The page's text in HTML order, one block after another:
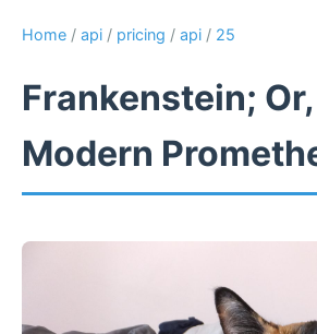
Home / api / pricing / api / 25
Frankenstein;
Modern